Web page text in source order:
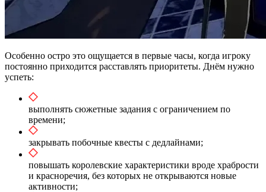
Особенно остро это ощущается в первые часы, когда игроку
постоянно приходится расставлять приоритеты. Днём нужно
успеть:
выполнять сюжетные задания с ограничением по
времени;
закрывать побочные квесты с дедлайнами;
повышать королевские характеристики вроде храбрости
и красноречия, без которых не открываются новые
активности;